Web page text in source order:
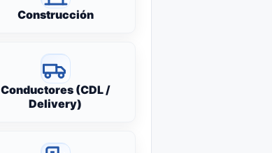
Construcción
Conductores (CDL /
Delivery)